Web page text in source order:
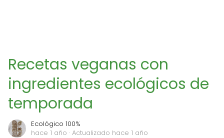
Recetas veganas con
ingredientes ecológicos de
temporada
Ecológico 100%
hace 1 año · Actualizado hace 1 año